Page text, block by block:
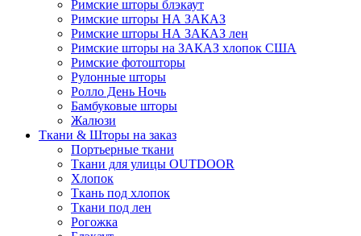
Римские шторы блэкаут
Римские шторы НА ЗАКАЗ
Римские шторы НА ЗАКАЗ лен
Римские шторы на ЗАКАЗ хлопок США
Римские фотошторы
Рулонные шторы
Ролло День Ночь
Бамбуковые шторы
Жалюзи
Ткани & Шторы на заказ
Портьерные ткани
Ткани для улицы OUTDOOR
Хлопок
Ткань под хлопок
Ткани под лен
Рогожка